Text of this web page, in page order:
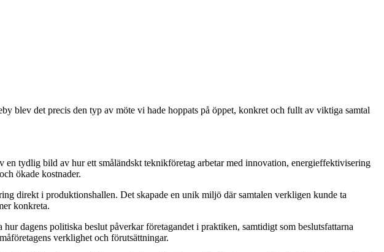
blev det precis den typ av möte vi hade hoppats på öppet, konkret och fullt av viktiga samtal
tydlig bild av hur ett småländskt teknikföretag arbetar med innovation, energieffektivisering
ökade kostnader.
direkt i produktionshallen. Det skapade en unik miljö där samtalen verkligen kunde ta
konkreta.
dagens politiska beslut påverkar företagandet i praktiken, samtidigt som beslutsfattarna
verklighet och förutsättningar.